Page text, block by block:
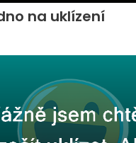
na uklízení